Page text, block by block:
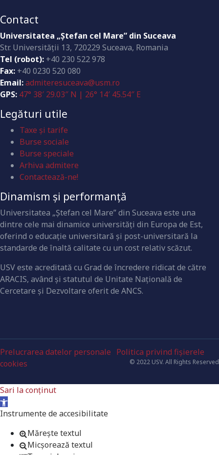
Contact
Universitatea „Ştefan cel Mare” din Suceava
Str. Universităţii 13, 720229 Suceava, Romania
Tel (robot): +40 230 522 978
Fax: +40 0230 520 080
Email:admiteresuceava@usm.ro
GPS: 47° 38′ 29.03″ N | 26° 14′ 45.54″ E
Legături utile
Taxe și tarife
Burse sociale
Burse speciale
Arhiva admitere
Contactează-ne!
Dinamism și performanță
Universitatea „Ştefan cel Mare” din Suceava este una
dintre cele mai dinamice universităţi din Europa de Est,
oferind o educaţie universitară şi post-universitară la
standarde de înaltă calitate cu un cost relativ scăzut.
USV este acreditată cu Grad de încredere ridicat de către
ARACIS, având şi statutul de Unitate Naţională de
Cercetare şi Dezvoltare oferit de ANCS.
Prelucrarea datelor personale Politica privind fișierele
cookies
© 2022 USV. All Rights Reserved
Sari la conținut
Deschide bara de unelte
Instrumente de accesibilitate
Mărește textul
Micșorează textul